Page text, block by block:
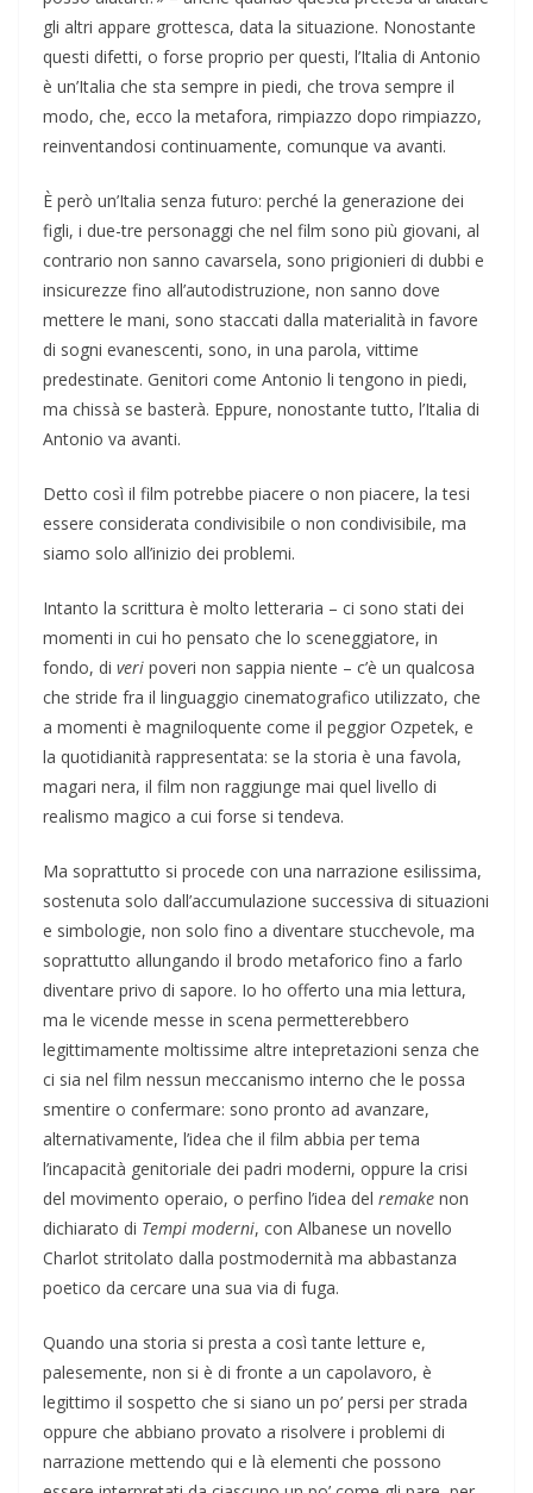
gli altri appare grottesca, data la situazione. Nonostante
questi difetti, o forse proprio per questi, l’Italia di Antonio
è un’Italia che sta sempre in piedi, che trova sempre il
modo, che, ecco la metafora, rimpiazzo dopo rimpiazzo,
reinventandosi continuamente, comunque va avanti.
È però un’Italia senza futuro: perché la generazione dei
figli, i due-tre personaggi che nel film sono più giovani, al
contrario non sanno cavarsela, sono prigionieri di dubbi e
insicurezze fino all’autodistruzione, non sanno dove
mettere le mani, sono staccati dalla materialità in favore
di sogni evanescenti, sono, in una parola, vittime
predestinate. Genitori come Antonio li tengono in piedi,
ma chissà se basterà. Eppure, nonostante tutto, l’Italia di
Antonio va avanti.
Detto così il film potrebbe piacere o non piacere, la tesi
essere considerata condivisibile o non condivisibile, ma
siamo solo all’inizio dei problemi.
Intanto la scrittura è molto letteraria – ci sono stati dei
momenti in cui ho pensato che lo sceneggiatore, in
fondo, di veri poveri non sappia niente – c’è un qualcosa
che stride fra il linguaggio cinematografico utilizzato, che
a momenti è magniloquente come il peggior Ozpetek, e
la quotidianità rappresentata: se la storia è una favola,
magari nera, il film non raggiunge mai quel livello di
realismo magico a cui forse si tendeva.
Ma soprattutto si procede con una narrazione esilissima,
sostenuta solo dall’accumulazione successiva di situazioni
e simbologie, non solo fino a diventare stucchevole, ma
soprattutto allungando il brodo metaforico fino a farlo
diventare privo di sapore. Io ho offerto una mia lettura,
ma le vicende messe in scena permetterebbero
legittimamente moltissime altre intepretazioni senza che
ci sia nel film nessun meccanismo interno che le possa
smentire o confermare: sono pronto ad avanzare,
alternativamente, l’idea che il film abbia per tema
l’incapacità genitoriale dei padri moderni, oppure la crisi
del movimento operaio, o perfino l’idea del remake non
dichiarato di Tempi moderni, con Albanese un novello
Charlot stritolato dalla postmodernità ma abbastanza
poetico da cercare una sua via di fuga.
Quando una storia si presta a così tante letture e,
palesemente, non si è di fronte a un capolavoro, è
legittimo il sospetto che si siano un po’ persi per strada
oppure che abbiano provato a risolvere i problemi di
narrazione mettendo qui e là elementi che possono